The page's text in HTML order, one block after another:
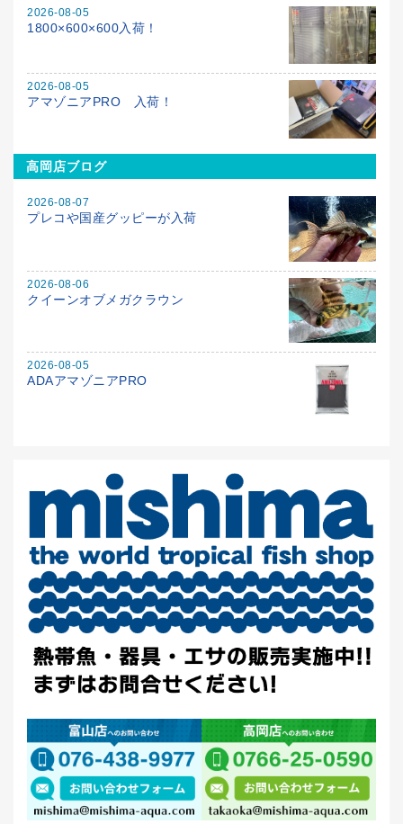
2026-08-05
1800×600×600入荷！
2026-08-05
アマゾニアPRO 入荷！
高岡店ブログ
2026-08-07
プレコや国産グッピーが入荷
2026-08-06
クイーンオブメガクラウン
2026-08-05
ADAアマゾニアPRO